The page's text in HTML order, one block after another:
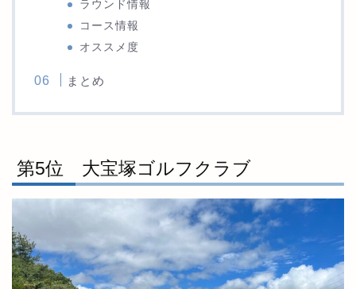
ラウンド情報
コース情報
オススメ度
まとめ
第5位 大宝塚ゴルフクラブ